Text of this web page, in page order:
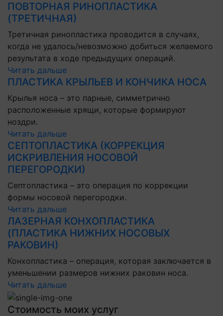
ПОВТОРНАЯ РИНОПЛАСТИКА
(ТРЕТИЧНАЯ)
Третичная ринопластика проводится в случаях,
когда не удалось/невозможно добиться желаемого
результата в ходе предыдущих операций.
Читать дальше
ПЛАСТИКА КРЫЛЬЕВ И КОНЧИКА НОСА
Крылья носа – это парные, симметрично
расположенные хрящи, которые формируют
ноздри.
Читать дальше
СЕПТОПЛАСТИКА (КОРРЕКЦИЯ
ИСКРИВЛЕНИЯ НОСОВОЙ
ПЕРЕГОРОДКИ)
Септопластика – это операция по коррекции
формы носовой перегородки.
Читать дальше
ЛАЗЕРНАЯ КОНХОПЛАСТИКА
(ПЛАСТИКА НИЖНИХ НОСОВЫХ
РАКОВИН)
Конхопластика – операция, которая заключается в
уменьшении размеров нижних раковин носа.
Читать дальше
Стоимость моих услуг